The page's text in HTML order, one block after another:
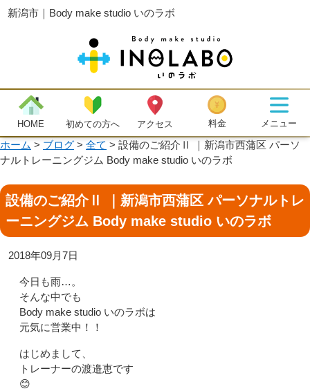
新潟市｜Body make studio いのラボ
HOME 初めての方へ アクセス 料金 メニュー
ホーム > ブログ> 全て > 設備のご紹介Ⅱ ｜新潟市西蒲区 パーソ
ナルトレーニングジム Body make studio いのラボ
設備のご紹介Ⅱ ｜新潟市西蒲区 パーソナルトレ
ーニングジム Body make studio いのラボ
2018年09月7日
今日も雨…。
そんな中でも
Body make studio いのラボは
元気に営業中！！
はじめまして、
トレーナーの渡邉恵です
😊